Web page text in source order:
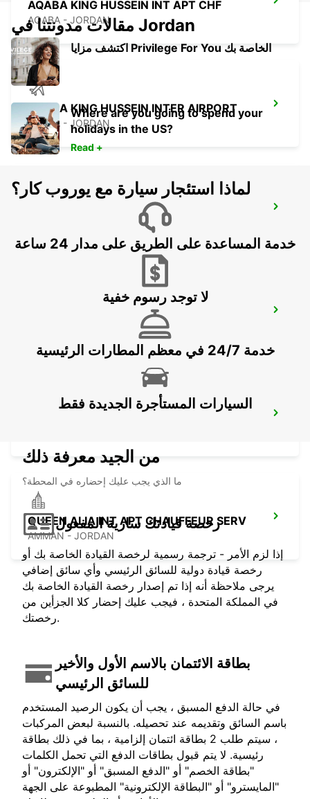
AQABA KING HUSSEIN INT APT CHF
AQABA - JORDAN
AQABA KING HUSSEIN INTER AIRPORT
AQABA - JORDAN
BEIT SHEMESH - ISRAEL
JERUSALEM KING DAVID
QUEEN ALIA INT APT CHAUFFEUR SERV
AMMAN - JORDAN
مقالات مدونتنا في Jordan
اكتشف مزايا Privilege For You الخاصة بك
Where are you going to spend your
holidays in the US?
Read +
لماذا استئجار سيارة مع يوروب كار؟
خدمة المساعدة على الطريق على مدار 24 ساعة
لا توجد رسوم خفية
خدمة 24/7 في معظم المطارات الرئيسية
السيارات المستأجرة الجديدة فقط
من الجيد معرفة ذلك
ما الذي يجب عليك إحضاره في المحطة؟
رخصة قيادتك سارية المفعول
إذا لزم الأمر - ترجمة رسمية لرخصة القيادة الخاصة بك أو
رخصة قيادة دولية للسائق الرئيسي وأي سائق إضافي
يرجى ملاحظة أنه إذا تم إصدار رخصة القيادة الخاصة بك
في المملكة المتحدة ، فيجب عليك إحضار كلا الجزأين من
رخصتك.
بطاقة الائتمان بالاسم الأول والأخير
للسائق الرئيسي
في حالة الدفع المسبق ، يجب أن يكون الرصيد المستخدم
باسم السائق وتقديمه عند تحصيله. بالنسبة لبعض المركبات
، سيتم طلب 2 بطاقة ائتمان إلزامية ، بما في ذلك بطاقة
رئيسية. لا يتم قبول بطاقات الدفع التي تحمل الكلمات
"بطاقة الخصم" أو "الدفع المسبق" أو "الإلكترون" أو
"المايسترو" أو "البطاقة الإلكترونية" المطبوعة على الجهة